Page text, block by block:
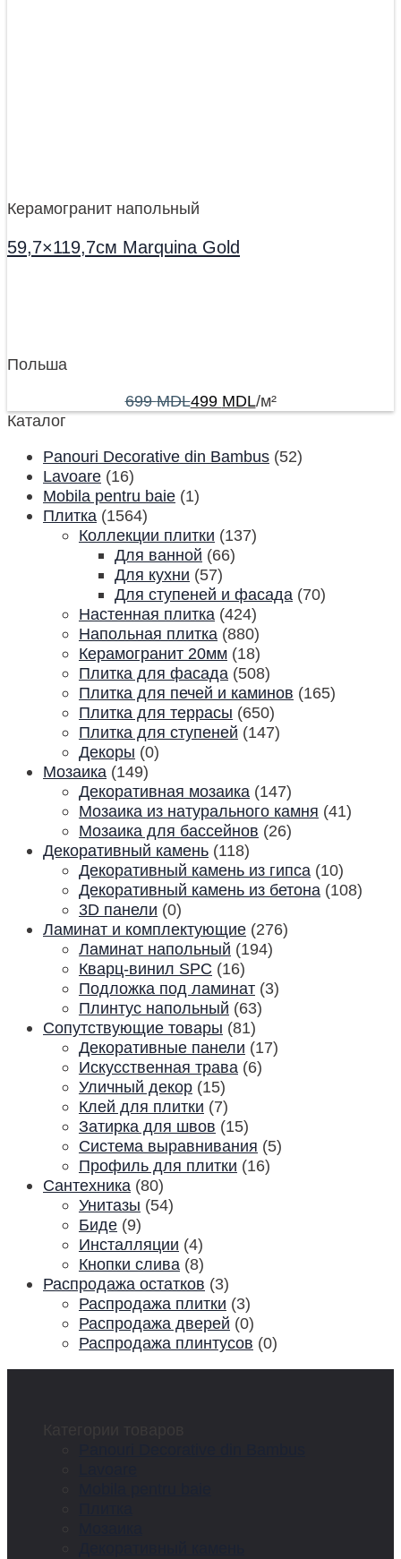
Керамогранит напольный
59,7×119,7см Marquina Gold
Польша
699MDL499 MDL/м²
Каталог
Panouri Decorative din Bambus (52)
Lavoare (16)
Mobila pentru baie (1)
Плитка (1564)
Коллекции плитки (137)
Для ванной (66)
Для кухни (57)
Для ступеней и фасада (70)
Настенная плитка (424)
Напольная плитка (880)
Керамогранит 20мм (18)
Плитка для фасада (508)
Плитка для печей и каминов (165)
Плитка для террасы (650)
Плитка для ступеней (147)
Декоры (0)
Мозаика (149)
Декоративная мозаика (147)
Мозаика из натурального камня (41)
Мозаика для бассейнов (26)
Декоративный камень (118)
Декоративный камень из гипса (10)
Декоративный камень из бетона (108)
3D панели (0)
Ламинат и комплектующие (276)
Ламинат напольный (194)
Кварц-винил SPC (16)
Подложка под ламинат (3)
Плинтус напольный (63)
Сопутствующие товары (81)
Декоративные панели (17)
Искусственная трава (6)
Уличный декор (15)
Клей для плитки (7)
Затирка для швов (15)
Система выравнивания (5)
Профиль для плитки (16)
Сантехника (80)
Унитазы (54)
Биде (9)
Инсталляции (4)
Кнопки слива (8)
Распродажа остатков (3)
Распродажа плитки (3)
Распродажа дверей (0)
Распродажа плинтусов (0)